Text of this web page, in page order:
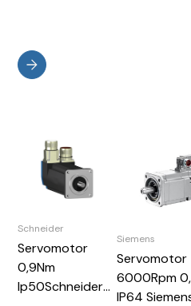
Schneider
Servomotor
0,9Nm
Ip50Schneider
Siemens
Servomotor
6000Rpm
IP64